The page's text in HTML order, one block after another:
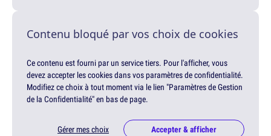
Contenu bloqué par vos choix de cookies
Ce contenu est fourni par un service tiers. Pour l'afficher, vous
devez accepter les cookies dans vos paramètres de confidentialité.
Modifiez ce choix à tout moment via le lien "Paramètres de Gestion
de la Confidentialité" en bas de page.
Gérer mes choix Accepter & afficher